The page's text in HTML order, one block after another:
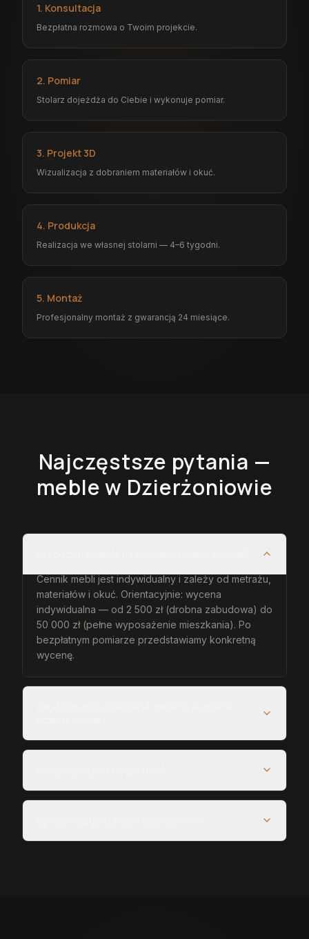
1. Konsultacja
Bezpłatna rozmowa o Twoim projekcie.
2. Pomiar
Stolarz dojeżdża do Ciebie i wykonuje pomiar.
3. Projekt 3D
Wizualizacja z dobraniem materiałów i okuć.
4. Produkcja
Realizacja we własnej stolarni — 4–6 tygodni.
5. Montaż
Profesjonalny montaż z gwarancją 24 miesiące.
Najczęstsze pytania —
meblew Dzierżoniowie
Cennik mebli jest indywidualny i zależy od metrażu,
materiałów i okuć. Orientacyjnie: wycena
indywidualna — od 2 500 zł (drobna zabudowa) do
50 000 zł (pełne wyposażenie mieszkania). Po
bezpłatnym pomiarze przedstawiamy konkretną
wycenę.